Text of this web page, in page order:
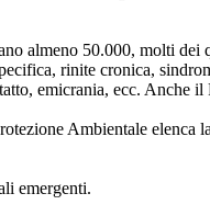
almeno 50.000, molti dei
rinite cronica,
emicrania, ecc. Anche il
Ambientale elenca
emergenti.